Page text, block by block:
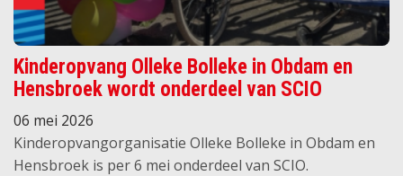
Kinderopvang Olleke Bolleke in Obdam en
Hensbroek wordt onderdeel van SCIO
06 mei 2026
Kinderopvangorganisatie Olleke Bolleke in Obdam en
Hensbroek is per 6 mei onderdeel van SCIO.